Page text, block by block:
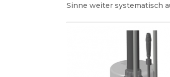
Sinne weiter systematisch